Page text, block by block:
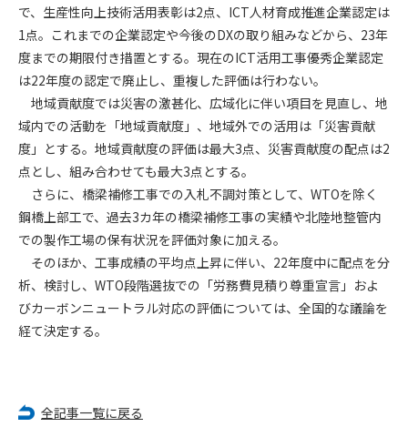
で、生産性向上技術活用表彰は2点、ICT人材育成推進企業認定は
1点。これまでの企業認定や今後のDXの取り組みなどから、23年
度までの期限付き措置とする。現在のICT活用工事優秀企業認定
は22年度の認定で廃止し、重複した評価は行わない。
地域貢献度では災害の激甚化、広域化に伴い項目を見直し、地
域内での活動を「地域貢献度」、地域外での活用は「災害貢献
度」とする。地域貢献度の評価は最大3点、災害貢献度の配点は2
点とし、組み合わせても最大3点とする。
さらに、橋梁補修工事での入札不調対策として、WTOを除く
鋼橋上部工で、過去3カ年の橋梁補修工事の実績や北陸地整管内
での製作工場の保有状況を評価対象に加える。
そのほか、工事成績の平均点上昇に伴い、22年度中に配点を分
析、検討し、WTO段階選抜での「労務費見積り尊重宣言」およ
びカーボンニュートラル対応の評価については、全国的な議論を
経て決定する。
全記事一覧に戻る
(1) 会員申し込みをした者が実在しなかった場合
(2) 本規約に違反した場合/li>
(3) 会員申し込みの際、申告事項に虚偽があった場合
(4) 会員申込者が管理者所定の手続き通りに会員申込手続き処
理を行わなかった場合
(5) その他管理者が会員とすることを不適当と判断した場合
2. 管理者は承認後であっても承認した会員が前項の何れかに該
当することが判明した場合、会員資格を取り消すことがあり
ます。
第5条（IDおよびパスワードの管理）
1. 会員は申込の際に管理者が発行したIDおよびパスワードの使
用および管理について責任を負うものとします。
2. 会員は、自己のIDおよびパスワードを、貸与、譲渡、売買、
その他形態を問わず、第三者に利用させることはできませ
ん。
3. 会員は、IDおよびパスワードの管理不十分、使用上の過誤、
第6条（会員の禁止事項）